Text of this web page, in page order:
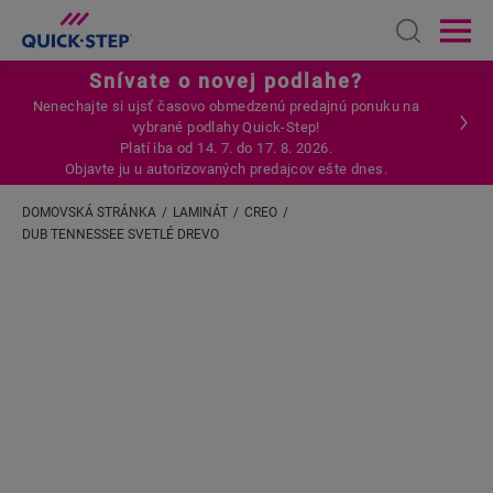
Open
Snívate o novej podlahe?
Nenechajte si ujsť časovo obmedzenú predajnú ponuku na
vybrané podlahy Quick-Step!
Platí iba od 14. 7. do 17. 8. 2026.
Objavte ju u autorizovaných predajcov ešte dnes.
DOMOVSKÁ STRÁNKA LAMINÁT
CREO
DUB TENNESSEE SVETLÉ DREVO